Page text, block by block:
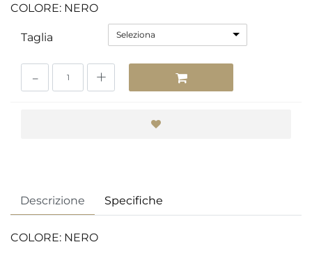
COLORE: NERO
Taglia Seleziona
Descrizione Specifiche
COLORE: NERO